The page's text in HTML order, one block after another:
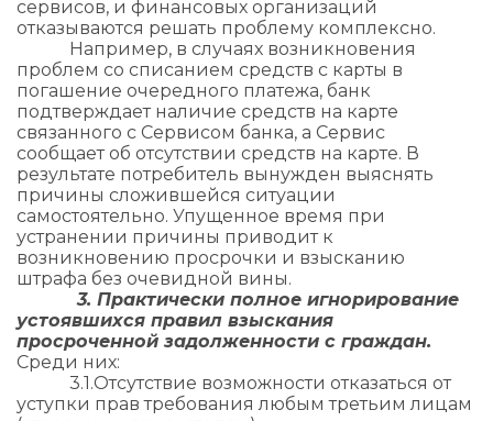
сервисов, и финансовых организаций
отказываются решать проблему комплексно.
Например, в случаях возникновения
проблем со списанием средств с карты в
погашение очередного платежа, банк
подтверждает наличие средств на карте
связанного с Сервисом банка, а Сервис
сообщает об отсутствии средств на карте. В
результате потребитель вынужден выяснять
причины сложившейся ситуации
самостоятельно. Упущенное время при
устранении причины приводит к
возникновению просрочки и взысканию
штрафа без очевидной вины.
3. Практически полное игнорирование
устоявшихся правил взыскания
просроченной задолженности с граждан.
Среди них:
3.1.​Отсутствие возможности отказаться от
уступки прав требования любым третьим лицам